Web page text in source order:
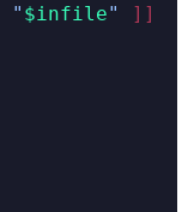
" $infile"
]]